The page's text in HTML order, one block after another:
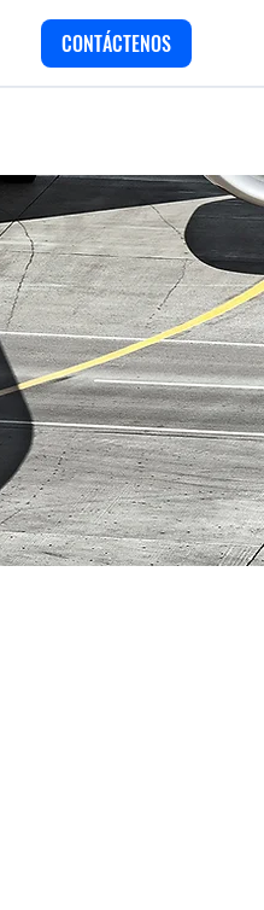
CONTÁCTENOS